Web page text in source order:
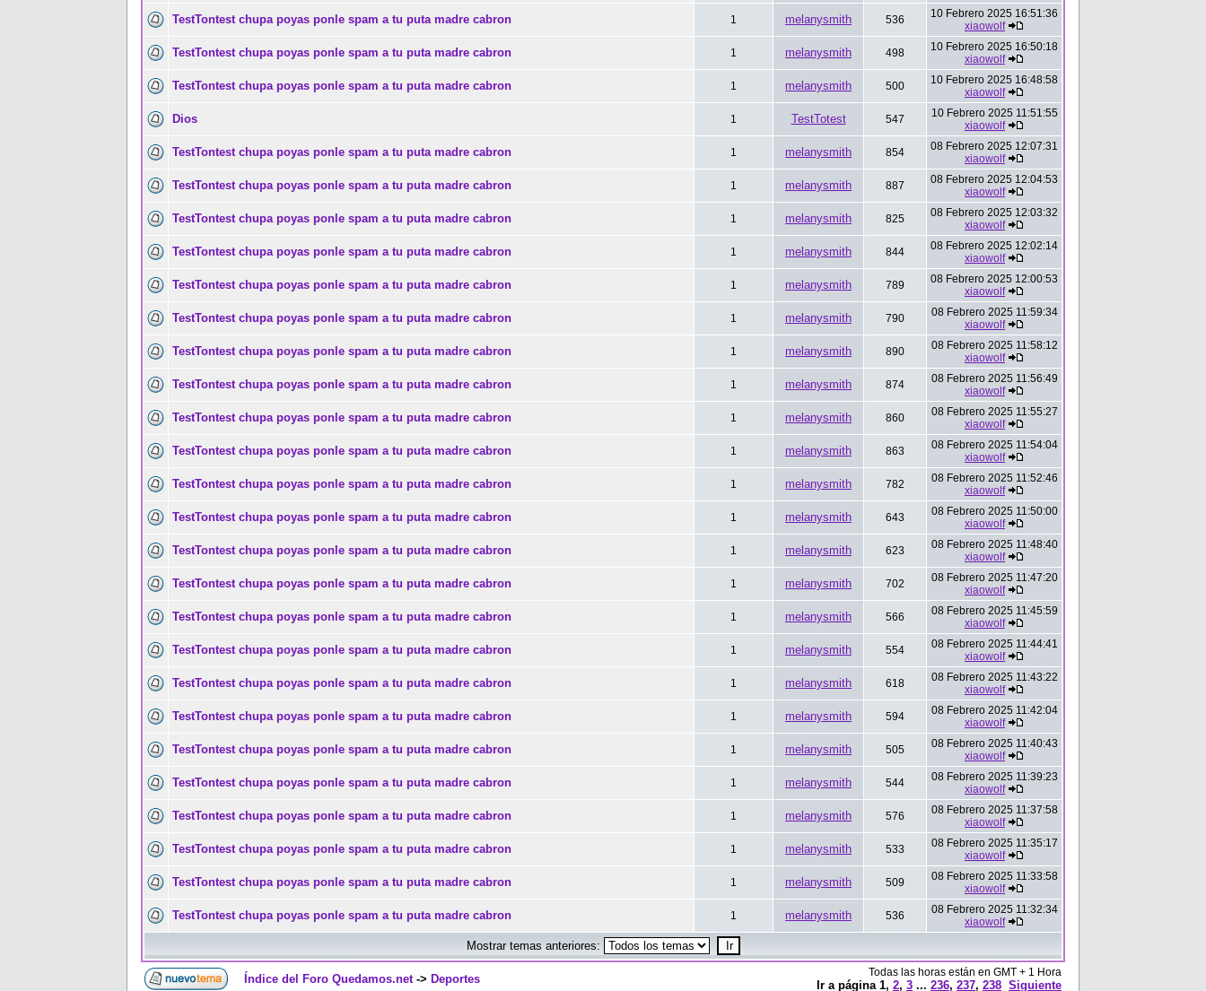
TestTontest chupa poyas ponle spam a tu puta madre cabron 1 melanysmith 536
10 Febrero 2025 16:51:36
xiaowolf
TestTontest chupa poyas ponle spam a tu puta madre cabron 1 melanysmith 498
10 Febrero 2025 16:50:18
xiaowolf
TestTontest chupa poyas ponle spam a tu puta madre cabron 1 melanysmith 500
10 Febrero 2025 16:48:58
xiaowolf
Dios 1 TestTotest 547
10 Febrero 2025 11:51:55
xiaowolf
TestTontest chupa poyas ponle spam a tu puta madre cabron 1 melanysmith 854
08 Febrero 2025 12:07:31
xiaowolf
TestTontest chupa poyas ponle spam a tu puta madre cabron 1 melanysmith 887
08 Febrero 2025 12:04:53
xiaowolf
TestTontest chupa poyas ponle spam a tu puta madre cabron 1 melanysmith 825
08 Febrero 2025 12:03:32
xiaowolf
TestTontest chupa poyas ponle spam a tu puta madre cabron 1 melanysmith 844
08 Febrero 2025 12:02:14
xiaowolf
TestTontest chupa poyas ponle spam a tu puta madre cabron 1 melanysmith 789
08 Febrero 2025 12:00:53
xiaowolf
TestTontest chupa poyas ponle spam a tu puta madre cabron 1 melanysmith 790
08 Febrero 2025 11:59:34
xiaowolf
TestTontest chupa poyas ponle spam a tu puta madre cabron 1 melanysmith 890
08 Febrero 2025 11:58:12
xiaowolf
TestTontest chupa poyas ponle spam a tu puta madre cabron 1 melanysmith 874
08 Febrero 2025 11:56:49
xiaowolf
TestTontest chupa poyas ponle spam a tu puta madre cabron 1 melanysmith 860
08 Febrero 2025 11:55:27
xiaowolf
TestTontest chupa poyas ponle spam a tu puta madre cabron 1 melanysmith 863
08 Febrero 2025 11:54:04
xiaowolf
TestTontest chupa poyas ponle spam a tu puta madre cabron 1 melanysmith 782
08 Febrero 2025 11:52:46
xiaowolf
TestTontest chupa poyas ponle spam a tu puta madre cabron 1 melanysmith 643
08 Febrero 2025 11:50:00
xiaowolf
TestTontest chupa poyas ponle spam a tu puta madre cabron 1 melanysmith 623
08 Febrero 2025 11:48:40
xiaowolf
TestTontest chupa poyas ponle spam a tu puta madre cabron 1 melanysmith 702
08 Febrero 2025 11:47:20
xiaowolf
TestTontest chupa poyas ponle spam a tu puta madre cabron 1 melanysmith 566
08 Febrero 2025 11:45:59
xiaowolf
TestTontest chupa poyas ponle spam a tu puta madre cabron 1 melanysmith 554
08 Febrero 2025 11:44:41
xiaowolf
TestTontest chupa poyas ponle spam a tu puta madre cabron 1 melanysmith 618
08 Febrero 2025 11:43:22
xiaowolf
TestTontest chupa poyas ponle spam a tu puta madre cabron 1 melanysmith 594
08 Febrero 2025 11:42:04
xiaowolf
TestTontest chupa poyas ponle spam a tu puta madre cabron 1 melanysmith 505
08 Febrero 2025 11:40:43
xiaowolf
TestTontest chupa poyas ponle spam a tu puta madre cabron 1 melanysmith 544
08 Febrero 2025 11:39:23
xiaowolf
TestTontest chupa poyas ponle spam a tu puta madre cabron 1 melanysmith 576
08 Febrero 2025 11:37:58
xiaowolf
TestTontest chupa poyas ponle spam a tu puta madre cabron 1 melanysmith 533
08 Febrero 2025 11:35:17
xiaowolf
TestTontest chupa poyas ponle spam a tu puta madre cabron 1 melanysmith 509
08 Febrero 2025 11:33:58
xiaowolf
TestTontest chupa poyas ponle spam a tu puta madre cabron 1 melanysmith 536
08 Febrero 2025 11:32:34
xiaowolf
Mostrar temas anteriores:
Índice del Foro Quedamos.net-> Deportes Todas las horas están en GMT + 1 Hora
Ir a página 1, 2, 3 ... 236, 237, 238 Siguiente